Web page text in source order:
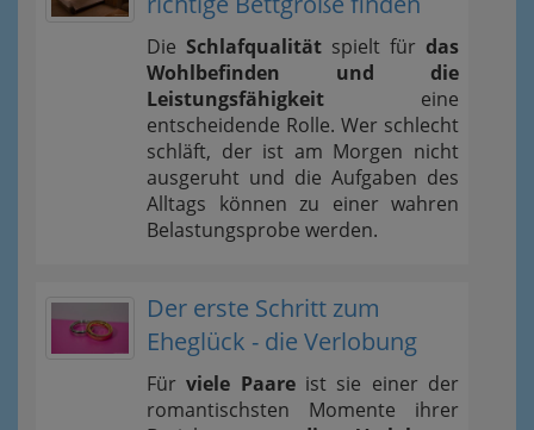
Die Schlafqualität spielt für das
Wohlbefinden und die
Leistungsfähigkeit eine
entscheidende Rolle. Wer schlecht
schläft, der ist am Morgen nicht
ausgeruht und die Aufgaben des
Alltags können zu einer wahren
Belastungsprobe werden.
Der erste Schritt zum
Eheglück - die Verlobung
Fürviele Paareist sie einer der
romantischsten Momente ihrer